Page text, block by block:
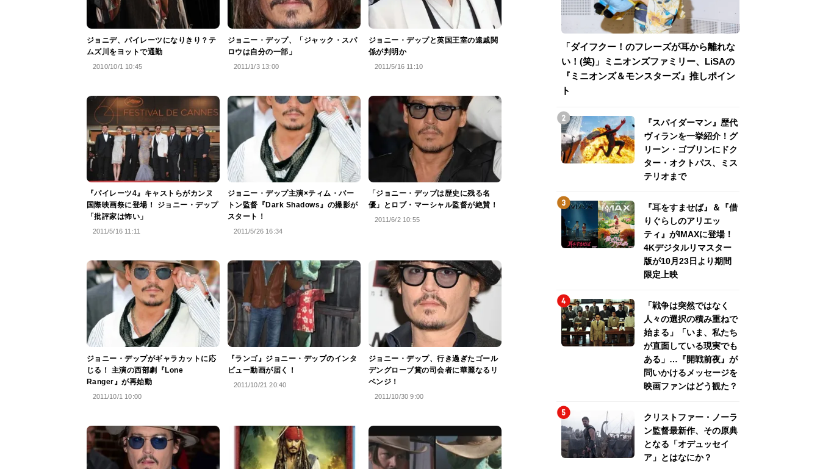
ジョニデ、パイレーツになりきり？テ
ムズ川をヨットで通勤
2010/10/1 10:45
ジョニー・デップ、「ジャック・スパ
ロウは自分の一部」
2011/1/3 13:00
ジョニー・デップと英国王室の遠戚関
係が判明か
2011/5/16 11:10
『パイレーツ4』キャストらがカンヌ
国際映画祭に登場！ ジョニー・デップ
「批評家は怖い」
2011/5/16 11:11
ジョニー・デップ主演×ティム・バー
トン監督『Dark Shadows』の撮影が
スタート！
2011/5/26 16:34
「ジョニー・デップは歴史に残る名
優」とロブ・マーシャル監督が絶賛！
2011/6/2 10:55
ジョニー・デップがギャラカットに応
じる！ 主演の西部劇『Lone
Ranger』が再始動
2011/10/1 10:00
『ランゴ』ジョニー・デップのインタ
ビュー動画が届く！
2011/10/21 20:40
ジョニー・デップ、行き過ぎたゴール
デングローブ賞の司会者に華麗なるリ
ベンジ！
2011/10/30 9:00
「ダイフクー！のフレーズが耳から離れな
い！(笑)」ミニオンズファミリー、LiSAの
『ミニオンズ＆モンスターズ』推しポイン
ト
『スパイダーマン』歴代
ヴィランを一挙紹介！グ
リーン・ゴブリンにドク
ター・オクトパス、ミス
テリオまで
『耳をすませば』＆『借
りぐらしのアリエッ
ティ』がIMAXに登場！
4Kデジタルリマスター
版が10月23日より期間
限定上映
「戦争は突然ではなく
人々の選択の積み重ねで
始まる」「いま、私たち
が直面している現実でも
ある」…『開戦前夜』が
問いかけるメッセージを
映画ファンはどう観た？
クリストファー・ノーラ
ン監督最新作、その原典
となる「オデュッセイ
ア」とはなにか？